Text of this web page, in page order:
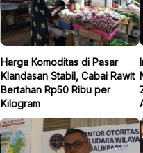
Harga Komoditas di Pasar
Klandasan Stabil, Cabai Rawit
Bertahan Rp50 Ribu per
Kilogram